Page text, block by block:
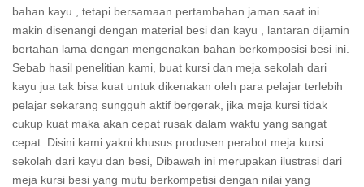
bahan kayu , tetapi bersamaan pertambahan jaman saat ini
makin disenangi dengan material besi dan kayu , lantaran dijamin
bertahan lama dengan mengenakan bahan berkomposisi besi ini.
Sebab hasil penelitian kami, buat kursi dan meja sekolah dari
kayu jua tak bisa kuat untuk dikenakan oleh para pelajar terlebih
pelajar sekarang sungguh aktif bergerak, jika meja kursi tidak
cukup kuat maka akan cepat rusak dalam waktu yang sangat
cepat. Disini kami yakni khusus produsen perabot meja kursi
sekolah dari kayu dan besi, Dibawah ini merupakan ilustrasi dari
meja kursi besi yang mutu berkompetisi dengan nilai yang